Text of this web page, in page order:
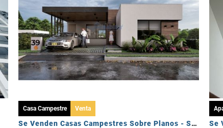
Casa Campestre Venta
Se Venden Casas Campestres Sobre Planos - Sector Circasia Se